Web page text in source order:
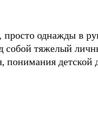
однажды в
собой тяжелый
понимания